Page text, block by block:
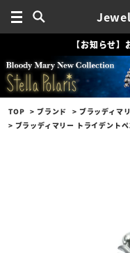
【お知らせ
TOP ブランド
ブラッディマ
ブラッディマリー トライデント